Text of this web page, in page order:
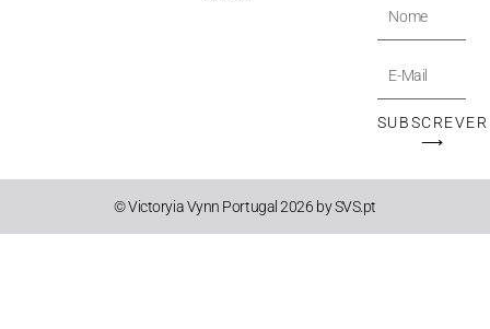
Nome
E-
Mail
SUBSCREVER
⟶
© Victoryia Vynn Portugal 2026 by SVS.pt